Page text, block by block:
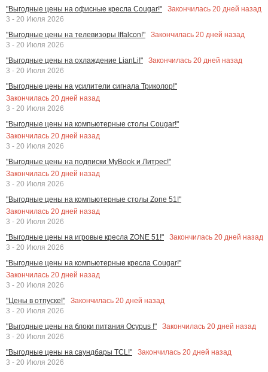
"Выгодные цены на офисные кресла Cougar!" Закончилась 20 дней назад
3 - 20 Июля 2026
"Выгодные цены на телевизоры Iffalcon!"
Закончилась 20 дней назад
3 - 20 Июля 2026
"Выгодные цены на охлаждение LianLi!"
Закончилась 20 дней назад
3 - 20 Июля 2026
"Выгодные цены на усилители сигнала Триколор!"
Закончилась 20 дней назад
3 - 20 Июля 2026
"Выгодные цены на компьютерные столы Cougar!"
Закончилась 20 дней назад
3 - 20 Июля 2026
"Выгодные цены на подписки MyBook и Литрес!"
Закончилась 20 дней назад
3 - 20 Июля 2026
"Выгодные цены на компьютерные столы Zone 51!"
Закончилась 20 дней назад
3 - 20 Июля 2026
"Выгодные цены на игровые кресла ZONE 51!"
Закончилась 20 дней назад
3 - 20 Июля 2026
"Выгодные цены на компьютерные кресла Cougar!"
Закончилась 20 дней назад
3 - 20 Июля 2026
"Цены в отпуске!"
Закончилась 20 дней назад
3 - 20 Июля 2026
"Выгодные цены на блоки питания Ocypus !"
Закончилась 20 дней назад
3 - 20 Июля 2026
"Выгодные цены на саундбары TCL!"
Закончилась 20 дней назад
3 - 20 Июля 2026